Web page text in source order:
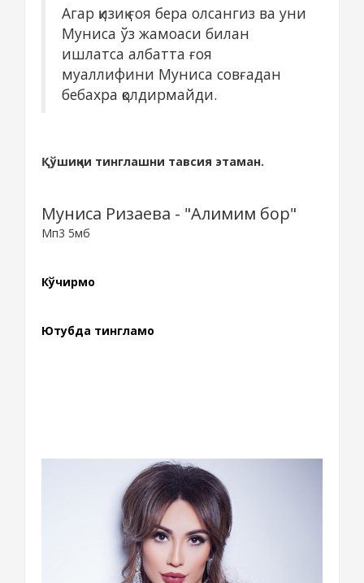
Агар қизиқ ғоя бера олсангиз ва уни
Муниса ўз жамоаси билан
ишлатса албатта ғоя
муаллифини Муниса совғадан
бебахра қолдирмайди.
Қўшиқни тинглашни тавсия этаман.
Муниса Ризаева - "Алимим бор"
Мп3 5мб
Кўчирмоқ
Ютубда тингламоқ